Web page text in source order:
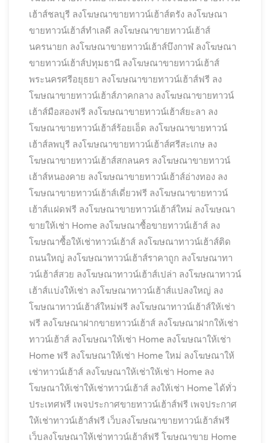
เฮ้าส์ชลบุรี ลงโฆษณาขายทาวน์เฮ้าส์ตรัง ลงโฆษณา
ขายทาวน์เฮ้าส์ทำเลดี ลงโฆษณาขายทาวน์เฮ้าส์
นครนายก ลงโฆษณาขายทาวน์เฮ้าส์บึงกาฬ ลงโฆษณา
ขายทาวน์เฮ้าส์ปทุมธานี ลงโฆษณาขายทาวน์เฮ้าส์
พระนครศรีอยุธยา ลงโฆษณาขายทาวน์เฮ้าส์ฟรี ลง
โฆษณาขายทาวน์เฮ้าส์ภาคกลาง ลงโฆษณาขายทาวน์
เฮ้าส์มือสองฟรี ลงโฆษณาขายทาวน์เฮ้าส์ยะลา ลง
โฆษณาขายทาวน์เฮ้าส์ร้อยเอ็ด ลงโฆษณาขายทาวน์
เฮ้าส์ลพบุรี ลงโฆษณาขายทาวน์เฮ้าส์ศรีสะเกษ ลง
โฆษณาขายทาวน์เฮ้าส์สกลนคร ลงโฆษณาขายทาวน์
เฮ้าส์หนองคาย ลงโฆษณาขายทาวน์เฮ้าส์อ่างทอง ลง
โฆษณาขายทาวน์เฮ้าส์เดี่ยวฟรี ลงโฆษณาขายทาวน์
เฮ้าส์แฝดฟรี ลงโฆษณาขายทาวน์เฮ้าส์ใหม่ ลงโฆษณา
ขายให้เช่า Home ลงโฆษณาซื้อขายทาวน์เฮ้าส์ ลง
โฆษณาซื้อให้เช่าทาวน์เฮ้าส์ ลงโฆษณาทาวน์เฮ้าส์ติด
ถนนใหญ่ ลงโฆษณาทาวน์เฮ้าส์ราคาถูก ลงโฆษณาทา
วน์เฮ้าส์สวย ลงโฆษณาทาวน์เฮ้าส์เปล่า ลงโฆษณาทาวน์
เฮ้าส์แบ่งให้เช่า ลงโฆษณาทาวน์เฮ้าส์แปลงใหญ่ ลง
โฆษณาทาวน์เฮ้าส์ใหม่ฟรี ลงโฆษณาทาวน์เฮ้าส์ให้เช่า
ฟรี ลงโฆษณาฝากขายทาวน์เฮ้าส์ ลงโฆษณาฝากให้เช่า
ทาวน์เฮ้าส์ ลงโฆษณาให้เช่า Home ลงโฆษณาให้เช่า
Home ฟรี ลงโฆษณาให้เช่า Home ใหม่ ลงโฆษณาให้
เช่าทาวน์เฮ้าส์ ลงโฆษณาให้เช่าให้เช่า Home ลง
โฆษณาให้เช่าให้เช่าทาวน์เฮ้าส์ ลงให้เช่า Home ได้ทั่ว
ประเทศฟรี เพจประกาศขายทาวน์เฮ้าส์ฟรี เพจประกาศ
ให้เช่าทาวน์เฮ้าส์ฟรี เว็บลงโฆษณาขายทาวน์เฮ้าส์ฟรี
เว็บลงโฆษณาให้เช่าทาวน์เฮ้าส์ฟรี โฆษณาขาย Home